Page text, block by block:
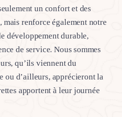
un confort et des
mais renforce également notre
développement durable,
de service. Nous sommes
qu’ils viennent du
ou d’ailleurs, apprécieront la
apportent à leur journée